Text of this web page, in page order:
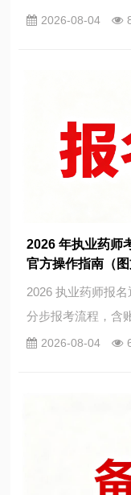
大数据精准测算执
2026-08-04
2026 年执业药师
官方操作指南（图
2026 执业药师报
分步报考流程，含
报、告知承诺制选
2026-08-04